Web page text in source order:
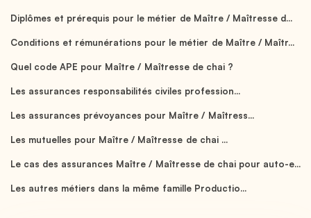
Diplômes et prérequis pour le métier de Maître / Maîtresse d...
Conditions et rémunérations pour le métier de Maître / Maîtr...
Quel code APE pour Maître / Maîtresse de chai ?
Les assurances responsabilités civiles profession...
Les assurances prévoyances pour Maître / Maîtress...
Les mutuelles pour Maître / Maîtresse de chai ...
Le cas des assurances Maître / Maîtresse de chai pour auto-e...
Les autres métiers dans la même famille Productio...